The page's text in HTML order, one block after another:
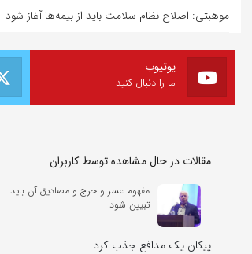
موهبتی: اصلاح نظام سلامت باید از بیمه‌ها آغاز شود
یوتیوب
ما را دنبال کنید
مقالات در حال مشاهده توسط کاربران
مفهوم عسر و حرج و مصادیق آن باید
تبیین شود
پیکان یک مدافع جذب کرد